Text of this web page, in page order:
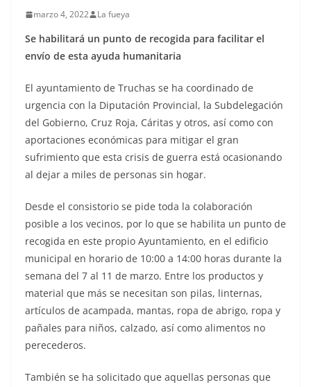
marzo 4, 2022 La fueya
Se habilitará un punto de recogida para facilitar el
envío de esta ayuda humanitaria
El ayuntamiento de Truchas se ha coordinado de
urgencia con la Diputación Provincial, la Subdelegación
del Gobierno, Cruz Roja, Cáritas y otros, así como con
aportaciones económicas para mitigar el gran
sufrimiento que esta crisis de guerra está ocasionando
al dejar a miles de personas sin hogar.
Desde el consistorio se pide toda la colaboración
posible a los vecinos, por lo que se habilita un punto de
recogida en este propio Ayuntamiento, en el edificio
municipal en horario de 10:00 a 14:00 horas durante la
semana del 7 al 11 de marzo. Entre los productos y
material que más se necesitan son pilas, linternas,
artículos de acampada, mantas, ropa de abrigo, ropa y
pañales para niños, calzado, así como alimentos no
perecederos.
También se ha solicitado que aquellas personas que